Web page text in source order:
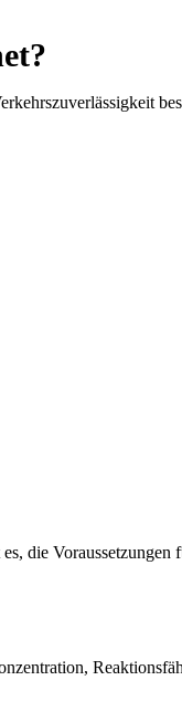
die Voraussetzungen